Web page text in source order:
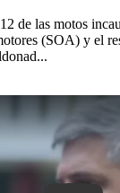
de las motos
(SOA) y el